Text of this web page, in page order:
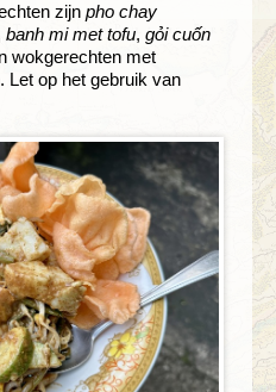
zijn pho chay
banh mi met tofu, gỏi cuốn
wokgerechten met
Let op het gebruik van